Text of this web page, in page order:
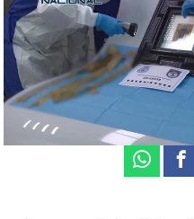
Rosario Miñano
Actualizado:
24 de octubre
Publicado:
24 de octubre de